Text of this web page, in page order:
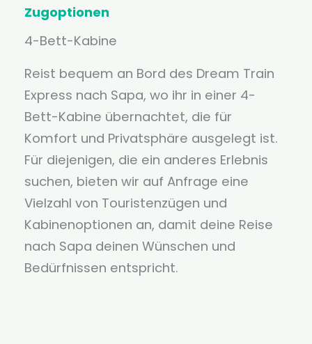
Zugoptionen
4-Bett-Kabine
Reist bequem an Bord des Dream Train
Express nach Sapa, wo ihr in einer 4-
Bett-Kabine übernachtet, die für
Komfort und Privatsphäre ausgelegt ist.
Für diejenigen, die ein anderes Erlebnis
suchen, bieten wir auf Anfrage eine
Vielzahl von Touristenzügen und
Kabinenoptionen an, damit deine Reise
nach Sapa deinen Wünschen und
Bedürfnissen entspricht.